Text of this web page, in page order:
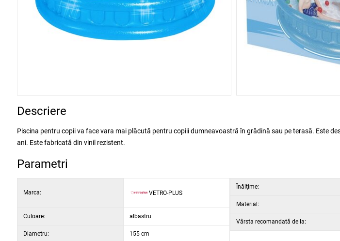
Descriere
Piscina pentru copii va face vara mai plăcută pentru copiii dumneavoastră în grădină sau pe terasă. Este
ani. Este fabricată din vinil rezistent.
Parametri
Marca: VETRO-PLUS
Culoare: albastru
Diametru: 155 cm
Înălţime:
Material:
Vârsta recomandată de la: